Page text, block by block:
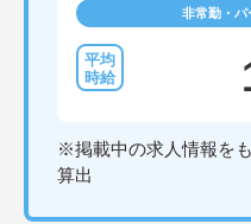
非常勤・パ
※掲載中の求人情報を
算出